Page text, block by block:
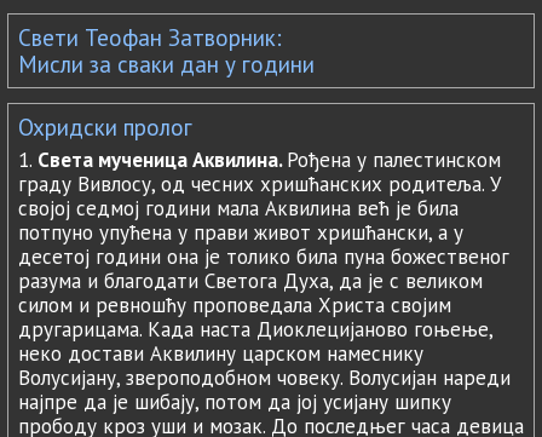
Свети Теофан Затворник:
Мисли за сваки дан у години
Охридски пролог
1. Света мученица Аквилина.Рођена у палестинском
граду Вивлосу, од чесних хришћанских родитеља. У
својој седмој години мала Аквилина већ је била
потпуно упућена у прави живот хришћански, а у
десетој години она је толико била пуна божественог
разума и благодати Светога Духа, да је с великом
силом и ревношћу проповедала Христа својим
другарицама. Када наста Диоклецијаново гоњење,
неко достави Аквилину царском намеснику
Волусијану, звероподобном човеку. Волусијан нареди
најпре да је шибају, потом да јој усијану шипку
прободу кроз уши и мозак. До последњег часа девица